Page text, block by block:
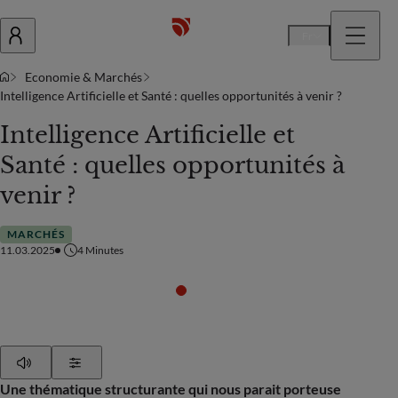
Economie & Marchés
Intelligence Artificielle et Santé : quelles opportunités à venir ?
Intelligence Artificielle et
Santé : quelles opportunités à
venir ?
MARCHÉS
11.03.2025
4 Minutes
Une thématique structurante qui nous parait porteuse